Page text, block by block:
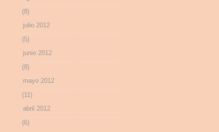
(8)
julio 2012
(5)
junio 2012
(8)
mayo 2012
(11)
abril 2012
(6)